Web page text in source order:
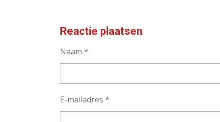
Reactie plaatsen
Naam *
E-mailadres *